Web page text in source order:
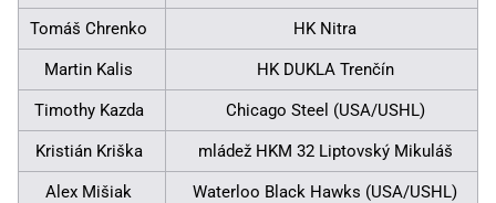
Tomáš Chrenko HK Nitra
Martin Kalis HK DUKLA Trenčín
Timothy Kazda Chicago Steel (USA/USHL)
Kristián Kriška mládež HKM 32 Liptovský Mikuláš
Alex Mišiak Waterloo Black Hawks (USA/USHL)